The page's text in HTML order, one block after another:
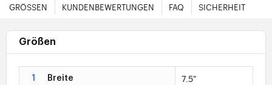
GRÖSSEN KUNDENBEWERTUNGEN FAQ SICHERHEIT
Größen
1 Breite 7.5"